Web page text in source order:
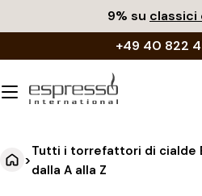
al
9% su classici
+49 40 822
>
Tutti i torrefattori di cialde
dalla A alla Z